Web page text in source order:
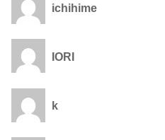
ichihime
IORI
k